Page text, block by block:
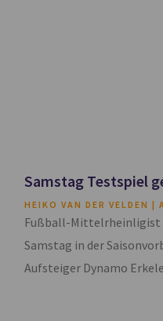
Samstag Testspiel
HEIKO VAN DER VELDEN
Fußball-Mittelrheinligist
Samstag in der
Aufsteiger Dynamo